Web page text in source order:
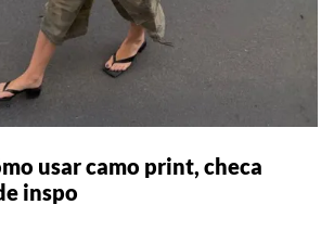
usar camo print, checa
inspo